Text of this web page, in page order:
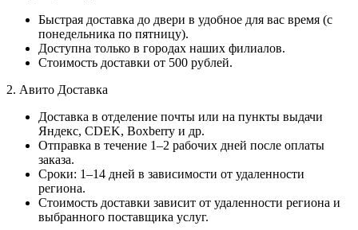
Быстрая доставка до двери в удобное для вас время (с
понедельника по пятницу).
Доступна только в городах наших филиалов.
Стоимость доставки от 500 рублей.
2. Авито Доставка
Доставка в отделение почты или на пункты выдачи
Яндекс, CDEK, Boxberry и др.
Отправка в течение 1–2 рабочих дней после оплаты
заказа.
Сроки: 1–14 дней в зависимости от удаленности
региона.
Стоимость доставки зависит от удаленности региона и
выбранного поставщика услуг.